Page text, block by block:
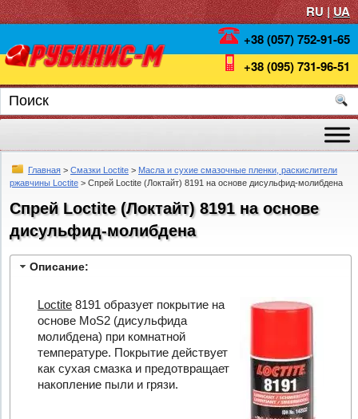
RU |UA
+38 (057) 752-91-65
+38 (095) 731-96-51
Главная > Смазки Loctite > Масла и сухие смазочные пленки, раскислители
ржавчины Loctite > Спрей Loctite (Локтайт) 8191 на основе дисульфид-молибдена
Спрей Loctite (Локтайт) 8191 на основе
дисульфид-молибдена
Описание:
Loctite8191 образует покрытие на
основе MoS2 (дисульфида
молибдена) при комнатной
температуре. Покрытие действует
как сухая смазка и предотвращает
накопление пыли и грязи.